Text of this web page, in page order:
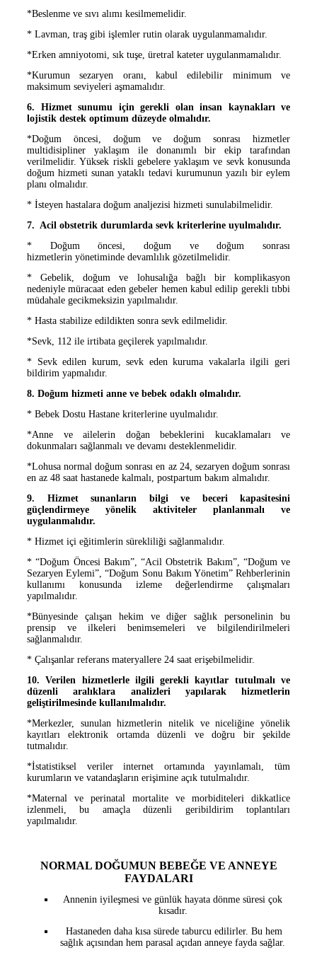
*Beslenme ve sıvı alımı kesilmemelidir.
* Lavman, traş gibi işlemler rutin olarak uygulanmamalıdır.
*Erken amniyotomi, sık tuşe, üretral kateter uygulanmamalıdır.
*Kurumun sezaryen oranı, kabul edilebilir minimum ve
maksimum seviyeleri aşmamalıdır.
6. Hizmet sunumu için gerekli olan insan kaynakları ve
lojistik destek optimum düzeyde olmalıdır.
*Doğum öncesi, doğum ve doğum sonrası hizmetler
multidisipliner yaklaşım ile donanımlı bir ekip tarafından
verilmelidir. Yüksek riskli gebelere yaklaşım ve sevk konusunda
doğum hizmeti sunan yataklı tedavi kurumunun yazılı bir eylem
planı olmalıdır.
* İsteyen hastalara doğum analjezisi hizmeti sunulabilmelidir.
7. Acil obstetrik durumlarda sevk kriterlerine uyulmalıdır.
* Doğum öncesi, doğum ve doğum sonrası
hizmetlerin yönetiminde devamlılık gözetilmelidir.
* Gebelik, doğum ve lohusalığa bağlı bir komplikasyon
nedeniyle müracaat eden gebeler hemen kabul edilip gerekli tıbbi
müdahale gecikmeksizin yapılmalıdır.
* Hasta stabilize edildikten sonra sevk edilmelidir.
*Sevk, 112 ile irtibata geçilerek yapılmalıdır.
* Sevk edilen kurum, sevk eden kuruma vakalarla ilgili geri
bildirim yapmalıdır.
8. Doğum hizmeti anne ve bebek odaklı olmalıdır.
* Bebek Dostu Hastane kriterlerine uyulmalıdır.
*Anne ve ailelerin doğan bebeklerini kucaklamaları ve
dokunmaları sağlanmalı ve devamı desteklenmelidir.
*Lohusa normal doğum sonrası en az 24, sezaryen doğum sonrası
en az 48 saat hastanede kalmalı, postpartum bakım almalıdır.
9. Hizmet sunanların bilgi ve beceri kapasitesini
güçlendirmeye yönelik aktiviteler planlanmalı ve
uygulanmalıdır.
* Hizmet içi eğitimlerin sürekliliği sağlanmalıdır.
* “Doğum Öncesi Bakım”, “Acil Obstetrik Bakım”, “Doğum ve
Sezaryen Eylemi”, “Doğum Sonu Bakım Yönetim” Rehberlerinin
kullanımı konusunda izleme değerlendirme çalışmaları
yapılmalıdır.
*Bünyesinde çalışan hekim ve diğer sağlık personelinin bu
prensip ve ilkeleri benimsemeleri ve bilgilendirilmeleri
sağlanmalıdır.
* Çalışanlar referans materyallere 24 saat erişebilmelidir.
10. Verilen hizmetlerle ilgili gerekli kayıtlar tutulmalı ve
düzenli aralıklara analizleri yapılarak hizmetlerin
geliştirilmesinde kullanılmalıdır.
*Merkezler, sunulan hizmetlerin nitelik ve niceliğine yönelik
kayıtları elektronik ortamda düzenli ve doğru bir şekilde
tutmalıdır.
*İstatistiksel veriler internet ortamında yayınlamalı, tüm
kurumların ve vatandaşların erişimine açık tutulmalıdır.
*Maternal ve perinatal mortalite ve morbiditeleri dikkatlice
izlenmeli, bu amaçla düzenli geribildirim toplantıları
yapılmalıdır.
NORMAL DOĞUMUN BEBEĞE VE ANNEYE
FAYDALARI
Annenin iyileşmesi ve günlük hayata dönme süresi çok
kısadır.
Hastaneden daha kısa sürede taburcu edilirler. Bu hem
sağlık açısından hem parasal açıdan anneye fayda sağlar.